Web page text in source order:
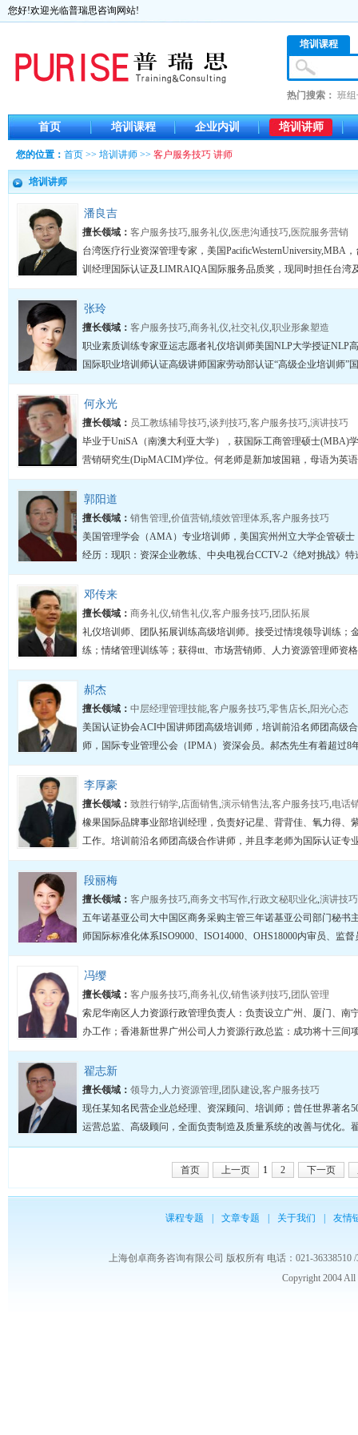
您好!欢迎光临普瑞思咨询网站!
培训课程
热门搜索： 班
首页 培训课程 企业内训 培训讲师
您的位置： 首页 >> 培训讲师 >> 客户服务技巧 讲师
培训讲师
潘良吉
擅长领域： 客户服务技巧,服务礼仪, 医患沟通技巧, 医院服务营销
台湾医疗行业资深管理专家，美国PacificWesternUniversity,MBA
训经理国际认证及LIMRAIQA国际服务品质奖，现同时担任台湾
张玲
擅长领域： 客户服务技巧,商务礼仪,社交礼仪,职业形象塑造
职业素质训练专家亚运志愿者礼仪培训师美国NLP大学授证NLP
国际职业培训师认证高级讲师国家劳动部认证“高级企业培训师”
何永光
擅长领域： 员工教练辅导技巧,谈判技巧,客户服务技巧,演讲技巧
毕业于UniSA（南澳大利亚大学），获国际工商管理硕士(MBA)
营销研究生(DipMACIM)学位。何老师是新加坡国籍，母语为英
郭阳道
擅长领域： 销售管理,价值营销,绩效管理体系,客户服务技巧
美国管理学会（AMA）专业培训师，美国宾州州立大学企管硕
经历：现职：资深企业教练、中央电视台CCTV-2《绝对挑战》
邓传来
擅长领域： 商务礼仪,销售礼仪,客户服务技巧, 团队拓展
礼仪培训师、团队拓展训练高级培训师。接受过情境领导训练；
练；情绪管理训练等；获得ttt、市场营销师、人力资源管理师资
郝杰
擅长领域： 中层经理管理技能,客户服务技巧,零售店长, 阳光心态
美国认证协会ACI中国讲师团高级培训师，培训前沿名师团高级
师，国际专业管理公会（IPMA）资深会员。郝杰先生有着超过8
李厚豪
擅长领域： 致胜行销学,店面销售,演示销售法,客户服务技巧,电话
橡果国际品牌事业部培训经理，负责好记星、背背佳、氧力得、
工作。培训前沿名师团高级合作讲师，并且李老师为国际认证专
段丽梅
擅长领域： 客户服务技巧,商务文书写作,行政文秘职业化,演讲技巧
五年诺基亚公司大中国区商务采购主管三年诺基亚公司部门秘书
师国际标准化体系ISO9000、ISO14000、OHS18000内审员、监
冯缨
擅长领域： 客户服务技巧,商务礼仪,销售谈判技巧, 团队管理
索尼华南区人力资源行政管理负责人：负责设立广州、厦门、南
办工作；香港新世界广州公司人力资源行政总监：成功将十三间
翟志新
擅长领域： 领导力, 人力资源管理, 团队建设,客户服务技巧
现任某知名民营企业总经理、资深顾问、培训师；曾任世界著名
运营总监、高级顾问，全面负责制造及质量系统的改善与优化。
首页 上一页 1 2 下一页
课程专题 文章专题 关于我们 友情
上海创卓商务咨询有限公司 版权所有 电话：021-36338510 /
Copyright 2004 All